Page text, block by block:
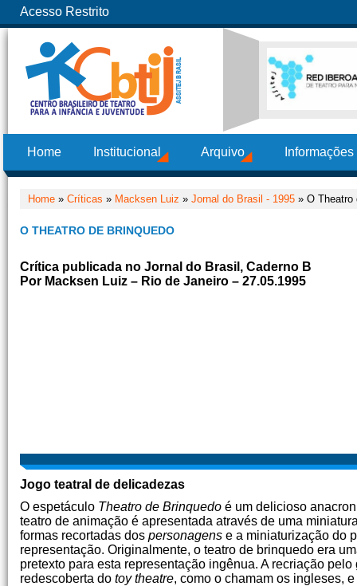
Acesso Restrito
Home Institucional Arquivo
Home » Críticas » Macksen Luiz » Jornal do Brasil - 1995 » O Theatro
O THEATRO DE BRINQUEDO
Crítica publicada no Jornal do Brasil, Caderno B
Por Macksen Luiz – Rio de Janeiro – 27.05.1995
Jogo teatral de delicadezas
O espetáculo Theatro de Brinquedo é um delicioso
teatro de animação é apresentada através de uma
formas recortadas dos personagens e a miniaturização do
representação. Originalmente, o teatro de brinquedo era
pretexto para esta representação ingênua. A recriação
redescoberta do toy theatre, como o chamam os ingleses,